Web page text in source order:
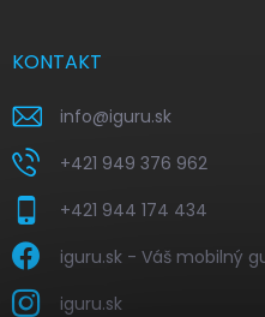
KONTAKT
info@iguru.sk
+421 949 376 962
+421 944 174 434
iguru.sk - Váš mobilný
iguru.sk